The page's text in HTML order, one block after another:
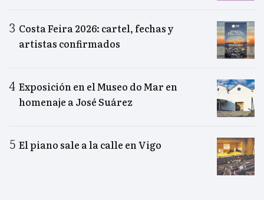
Costa Feira 2026: cartel, fechas y
artistas confirmados
Exposición en el Museo do Mar en
homenaje a José Suárez
El piano sale a la calle en Vigo